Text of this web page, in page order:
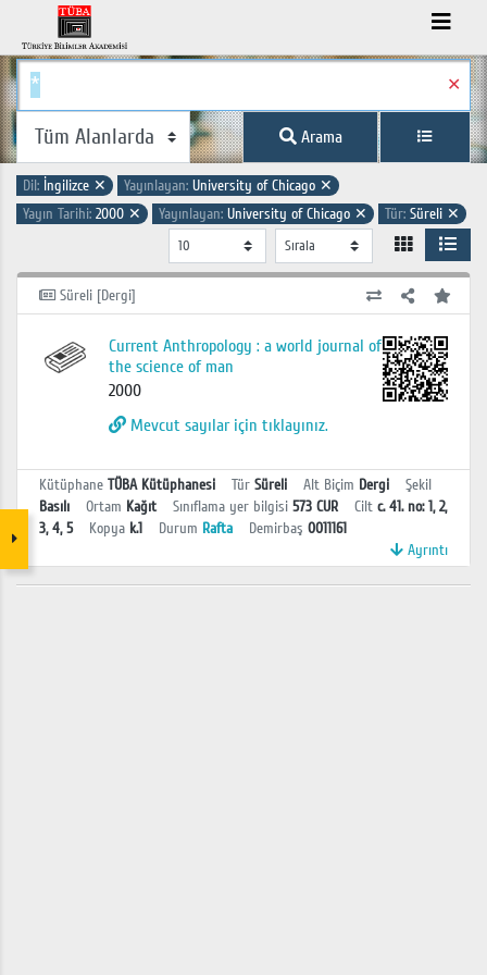
✕
Arama
Dil: İngilizce ✕ Yayınlayan: University of Chicago ✕
Yayın Tarihi: 2000 ✕ Yayınlayan: University of Chicago ✕ Tür: Süreli ✕
Süreli [Dergi]
Current Anthropology : a world journal of
the science of man
2000
Mevcut sayılar için tıklayınız.
Kütüphane TÜBA Kütüphanesi Tür Süreli Alt Biçim Dergi
Şekil
Basılı
Ortam Kağıt Sınıflama yer bilgisi 573 CUR Cilt c. 41. no: 1, 2,
3, 4, 5
Kopya k.1 Durum Rafta Demirbaş 0011161
Ayrıntı